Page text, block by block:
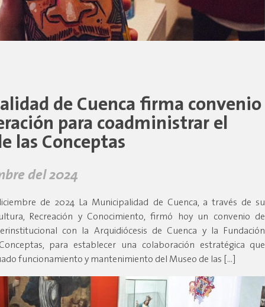
de Cuenca firma convenio
para coadministrar el
las Conceptas
del 2024
de 2024 La Municipalidad de Cuenca, a través de su
Recreación y Conocimiento, firmó hoy un convenio de
con la Arquidiócesis de Cuenca y la Fundación
para establecer una colaboración estratégica que
funcionamiento y mantenimiento del Museo de las […]